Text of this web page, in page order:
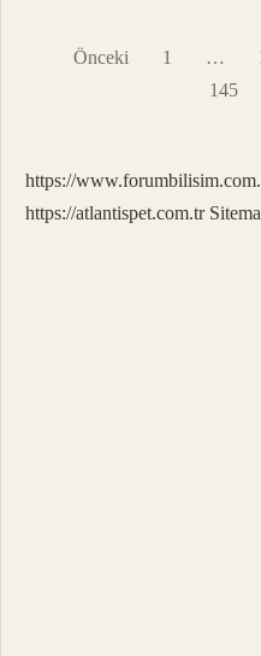
Yazı
Önceki 1 …
145
https://
https://atlantispet.com.tr